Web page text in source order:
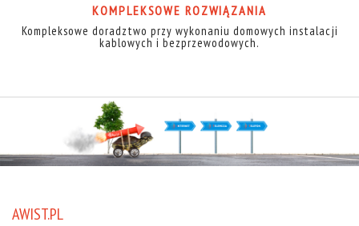
KOMPLEKSOWE ROZWIĄZANIA
Kompleksowe doradztwo przy wykonaniu domowych instalacji
kablowych i bezprzewodowych.
AWIST.PL